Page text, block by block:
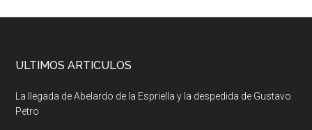
ULTIMOS ARTICULOS
La llegada de Abelardo de la Espriella y la despedida de Gustavo
Petro